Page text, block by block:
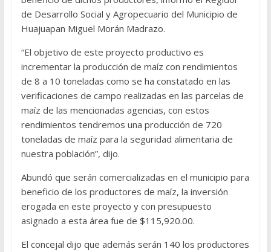
de Desarrollo Social y Agropecuario del Municipio de
Huajuapan Miguel Morán Madrazo.
“El objetivo de este proyecto productivo es
incrementar la producción de maíz con rendimientos
de 8 a 10 toneladas como se ha constatado en las
verificaciones de campo realizadas en las parcelas de
maíz de las mencionadas agencias, con estos
rendimientos tendremos una producción de 720
toneladas de maíz para la seguridad alimentaria de
nuestra población”, dijo.
Abundó que serán comercializadas en el municipio para
beneficio de los productores de maíz, la inversión
erogada en este proyecto y con presupuesto
asignado a esta área fue de $115,920.00.
El concejal dijo que además serán 140 los productores